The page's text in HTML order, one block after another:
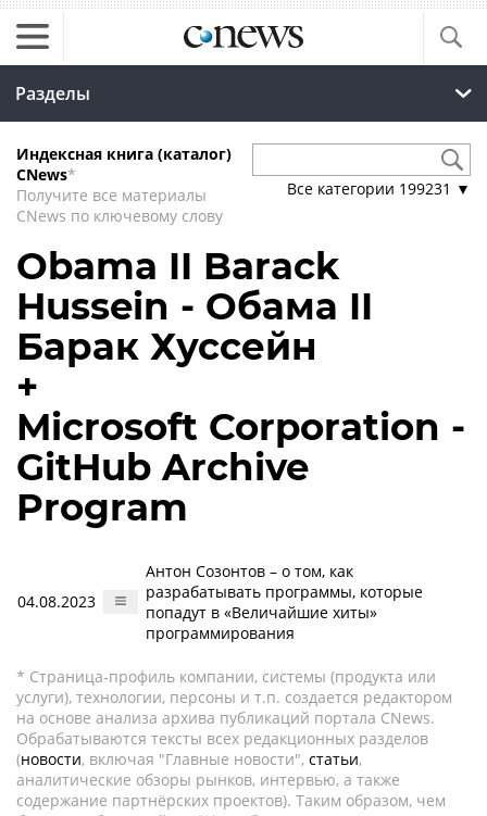
Разделы
Индексная книга (каталог)
CNews*
Получите все материалы
CNews по ключевому слову
Все категории 199231 ▼
Obama II Barack
Hussein - Обама II
Барак Хуссейн
+
Microsoft Corporation -
GitHub Archive
Program
04.08.2023
Антон Созонтов – о том, как
разрабатывать программы, которые
попадут в «Величайшие хиты»
программирования
* Страница-профиль компании, системы (продукта или
услуги), технологии, персоны и т.п. создается редактором
на основе анализа архива публикаций портала CNews.
Обрабатываются тексты всех редакционных разделов
(новости, включая "Главные новости", статьи,
аналитические обзоры рынков, интервью, а также
содержание партнёрских проектов). Таким образом, чем